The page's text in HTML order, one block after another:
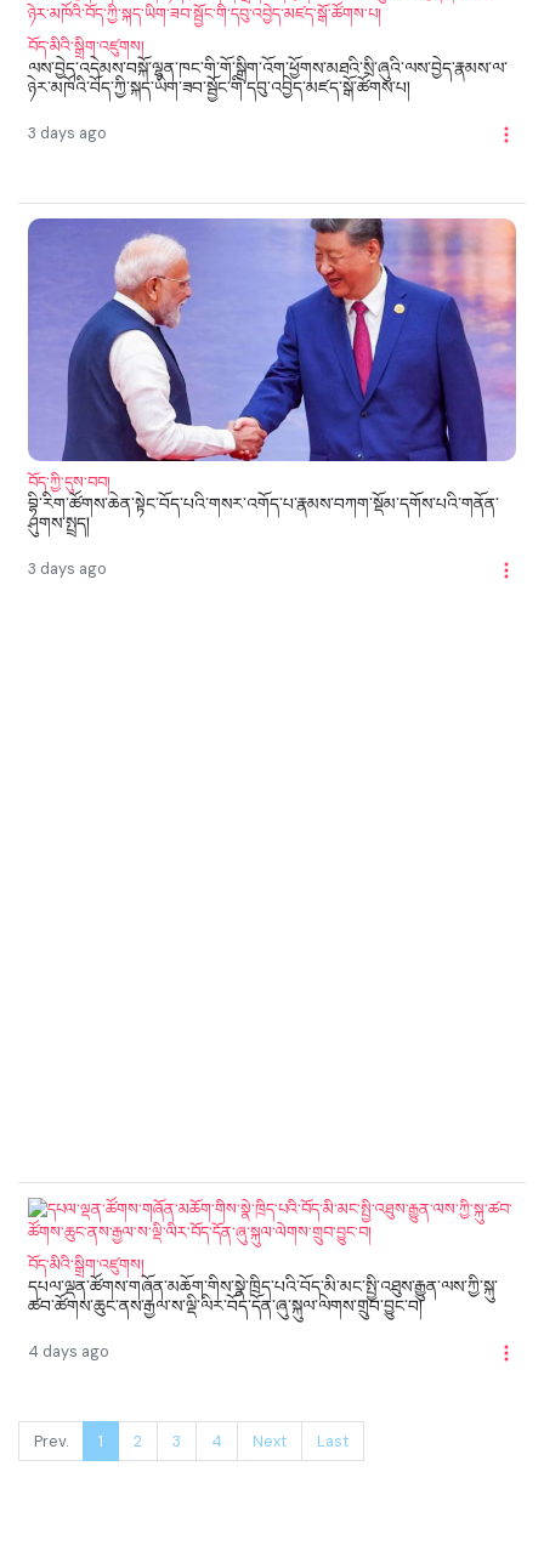
བོད་མིའི་སྒྲིག་འཛུགས།
ལས་བྱེད་འདེམས་བསྐོ་ལྷན་ཁང་གི་གོ་སྒྲིག་འོག་ཕྱོགས་མཐའི་སྲི་ཞུའི་ལས་བྱེད་རྣམས་ལ་
ཉེར་མཁོའི་བོད་ཀྱི་སྐད་ཡིག་ཟབ་སྦྱོང་གི་དབུ་འབྱེད་མཛད་སྒོ་ཚོགས་པ།
3 days ago
བོད་ཀྱི་དུས་བབ།
བྷི་རིག་ཚོགས་ཆེན་སྟེང་བོད་པའི་གསར་འགོད་པ་རྣམས་བཀག་སྡོམ་དགོས་པའི་གནོན་
ཤུགས་སྤྲད།
3 days ago
བོད་མིའི་སྒྲིག་འཛུགས།
དཔལ་ལྡན་ཚོགས་གཞོན་མཆོག་གིས་སྣེ་ཁྲིད་པའི་བོད་མི་མང་སྤྱི་འཐུས་རྒྱུན་ལས་ཀྱི་སྐུ་
ཚབ་ཚོགས་ཆུང་ནས་རྒྱལ་ས་ལྡི་ལིར་བོད་དོན་ཞུ་སྐུལ་ལེགས་གྲུབ་བྱུང་བ།
4 days ago
Prev. 1 2 3 4 Next Last